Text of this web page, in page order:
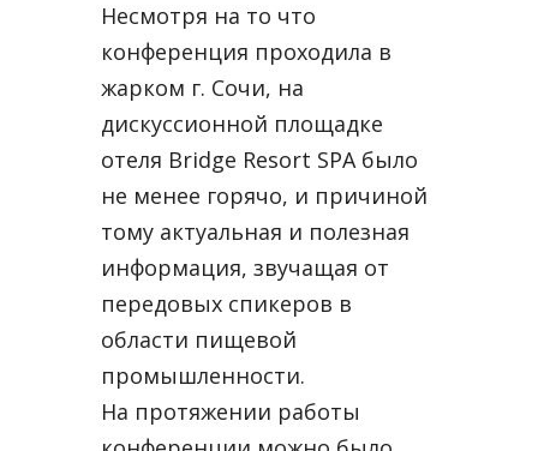
Несмотря на то что
конференция проходила в
жарком г. Сочи, на
дискуссионной площадке
отеля Bridge Resort SPA было
не менее горячо, и причиной
тому актуальная и полезная
информация, звучащая от
передовых спикеров в
области пищевой
промышленности.
На протяжении работы